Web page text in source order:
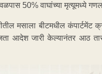
50% वाघांच्या मृत्यूमध्ये
मसाला बीटमधील
आदेश जारी केल्यानंतर आठ